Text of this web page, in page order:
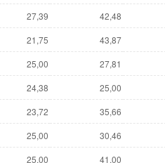
27,39 42,48
21,75 43,87
25,00 27,81
24,38 25,00
23,72 35,66
25,00 30,46
25,00 41,00